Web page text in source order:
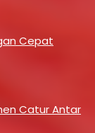
Cepat
Catur Antar